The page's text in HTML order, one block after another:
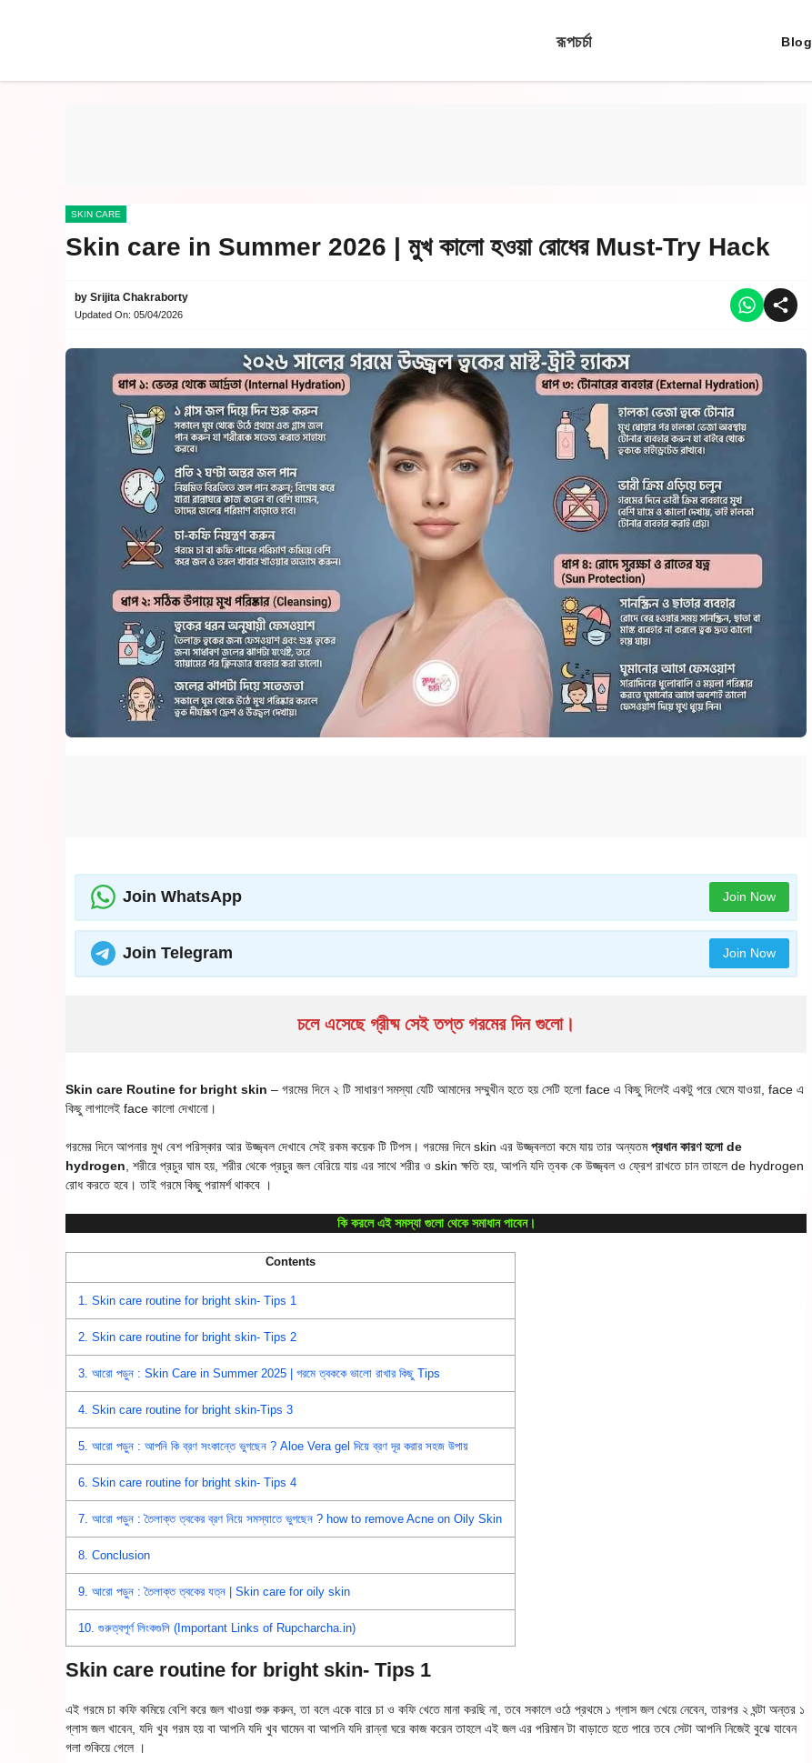
রূপচর্চা Blog
SKIN CARE
Skin care in Summer 2026 | মুখ কালো হওয়া রোধের Must-Try Hack
by Srijita Chakraborty
Updated On: 05/04/2026
Join WhatsApp Join Now
Join Telegram Join Now
চলে এসেছে গ্রীষ্ম সেই তপ্ত গরমের দিন গুলো।
Skin care Routine for bright skin – গরমের দিনে ২ টি সাধারণ সমস্যা যেটি আমাদের সম্মুখীন হতে হয় সেটি হলো face এ কিছু দিলেই একটু পরে ঘেমে যাওয়া, face এ
কিছু লাগালেই face কালো দেখানো।
গরমের দিনে আপনার মুখ বেশ পরিস্কার আর উজ্জ্বল দেখাবে সেই রকম কয়েক টি টিপস। গরমের দিনে skin এর উজ্জ্বলতা কমে যায় তার অন্যতমপ্রধান কারণ হলো de
hydrogen , শরীরে প্রচুর ঘাম হয়, শরীর থেকে প্রচুর জল বেরিয়ে যায় এর সাথে শরীর ও skin ক্ষতি হয়, আপনি যদি ত্বক কে উজ্জ্বল ও ফ্রেশ রাখতে চান তাহলে de hydrogen
রোধ করতে হবে। তাই গরমে কিছু পরামর্শ থাকবে ।
কি করলে এই সমস্যা গুলো থেকে সমাধান পাবেন।
Contents
1. Skin care routine for bright skin- Tips 1
2. Skin care routine for bright skin- Tips 2
3. আরো পড়ুন : Skin Care in Summer 2025 | গরমে ত্বককে ভালো রাখার কিছু Tips
4. Skin care routine for bright skin-Tips 3
5. আরো পড়ুন : আপনি কি ব্রণ সংকান্তে ভুগছেন ? Aloe Vera gel দিয়ে ব্রণ দূর করার সহজ উপায়
6. Skin care routine for bright skin- Tips 4
7. আরো পড়ুন : তৈলাক্ত ত্বকের ব্রণ নিয়ে সমস্যাতে ভুগছেন ? how to remove Acne on Oily Skin
8. Conclusion
9. আরো পড়ুন : তৈলাক্ত ত্বকের যত্ন | Skin care for oily skin
10. গুরুত্বপূর্ণ লিংকগুলি (Important Links of Rupcharcha.in)
Skin care routine for bright skin- Tips 1
এই গরমে চা কফি কমিয়ে বেশি করে জল খাওয়া শুরু করুন, তা বলে একে বারে চা ও কফি খেতে মানা করছি না, তবে সকালে ওঠে প্রথমে ১ গ্লাস জল খেয়ে নেবেন, তারপর ২ ঘন্টা অন্তর ১
গ্লাস জল খাবেন, যদি খুব গরম হয় বা আপনি যদি খুব ঘামেন বা আপনি যদি রান্না ঘরে কাজ করেন তাহলে এই জল এর পরিমান টা বাড়াতে হতে পারে তবে সেটা আপনি নিজেই বুঝে যাবেন
গলা শুকিয়ে গেলে ।